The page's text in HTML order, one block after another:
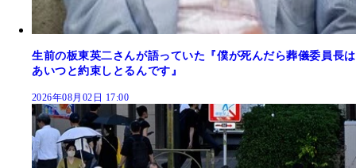
生前の板東英二さんが語っていた『僕が死んだら葬儀委員長は
あいつと約束しとるんです』
2026年08月02日 17:00